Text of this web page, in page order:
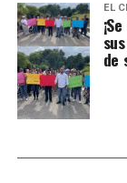
EL
de